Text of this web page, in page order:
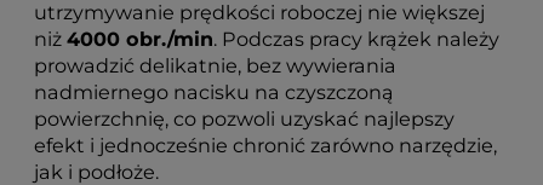
utrzymywanie prędkości roboczej nie większej
niż 4000 obr./min. Podczas pracy krążek należy
prowadzić delikatnie, bez wywierania
nadmiernego nacisku na czyszczoną
powierzchnię, co pozwoli uzyskać najlepszy
efekt i jednocześnie chronić zarówno narzędzie,
jak i podłoże.